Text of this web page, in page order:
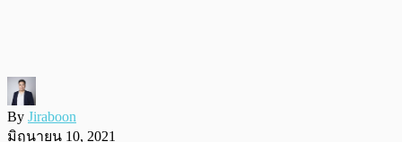
By Jiraboon
มิถุนายน 10, 2021